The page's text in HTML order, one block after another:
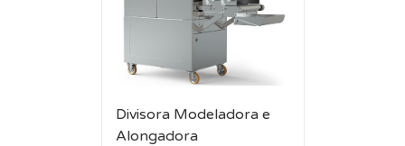
Divisora Modeladora e
Alongadora